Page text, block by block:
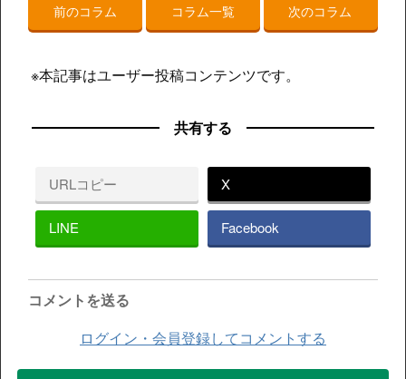
前のコラム コラム一覧 次のコラム
※本記事はユーザー投稿コンテンツです。
共有する
URLコピー X
LINE Facebook
コメントを送る
ログイン・会員登録してコメントする